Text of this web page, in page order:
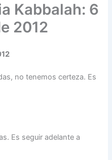
Kabbalah: 6
2012
no tenemos certeza. Es
Es seguir adelante a